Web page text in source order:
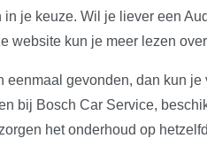
je keuze. Wil je liever een
website kun je meer lezen
eenmaal gevonden, dan kun je
bij Bosch Car Service,
het onderhoud op